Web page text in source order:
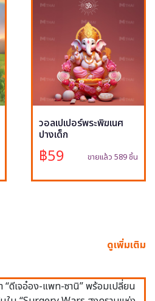
วอลเปเปอร์พระพิฆเนศ
ปางเด็ก
฿59 ขายแล้ว 589 ชิ้น
ดูเพิ่มเติม